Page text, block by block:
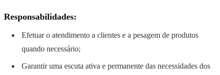
Responsabilidades:
Efetuar o atendimento a clientes e a pesagem de produtos
quando necessário;
Garantir uma escuta ativa e permanente das necessidades dos